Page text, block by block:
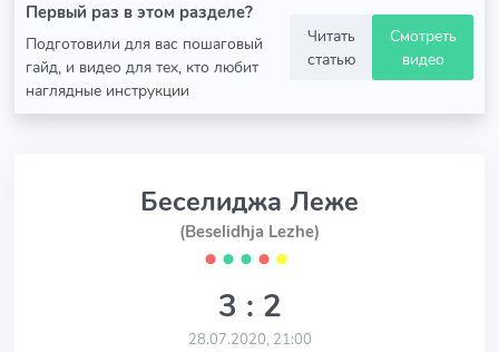
Первый раз в этом разделе?
Подготовили для вас пошаговый
гайд, и видео для тех, кто любит
наглядные инструкции
Читать
статью
Смотреть
видео
Беселиджа Леже
(Beselidhja Lezhe)
⬤ ⬤ ⬤ ⬤ ⬤
3 : 2
28.07.2020, 21:00